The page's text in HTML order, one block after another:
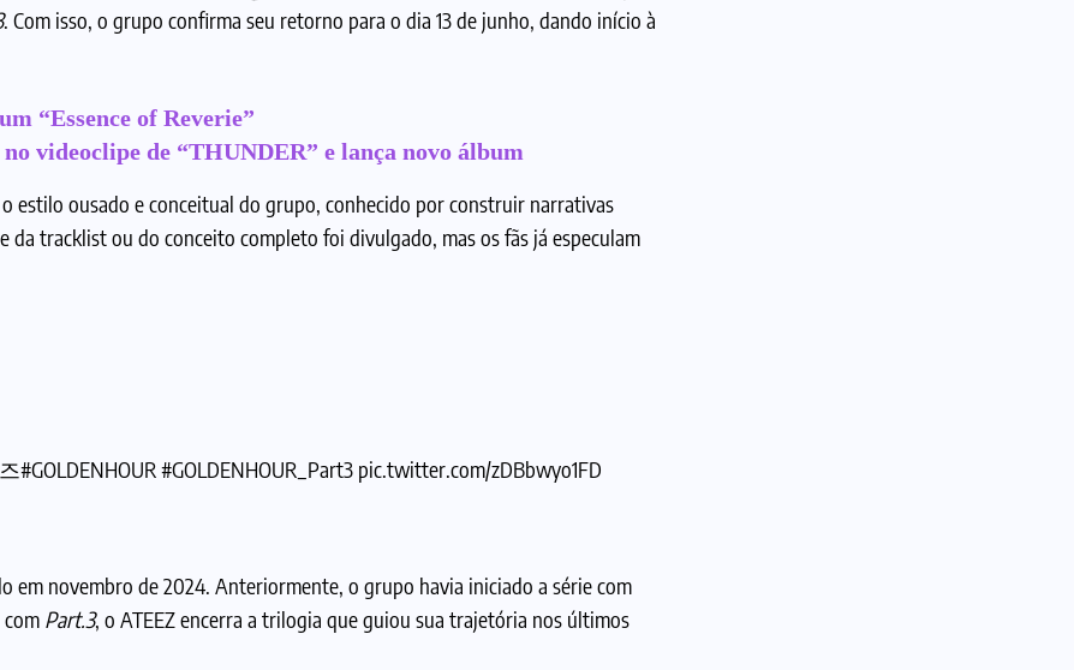
. Com isso, o grupo confirma seu retorno para o dia 13 de junho, dando início à
“Essence of Reverie”
videoclipe de “THUNDER” e lança novo álbum
estilo ousado e conceitual do grupo, conhecido por construir narrativas
tracklist ou do conceito completo foi divulgado, mas os fãs já especulam
#GOLDENHOUR#GOLDENHOUR_Part3 pic.twitter.com/zDBbwyo1FD
em novembro de 2024. Anteriormente, o grupo havia iniciado a série com
Part.3, o ATEEZ encerra a trilogia que guiou sua trajetória nos últimos